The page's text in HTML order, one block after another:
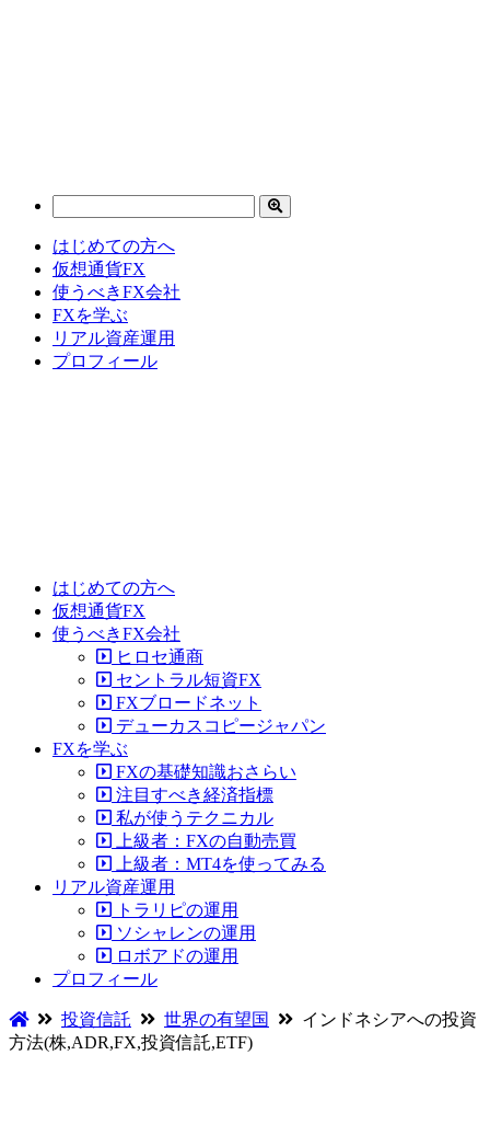
はじめての方へ
仮想通貨FX
使うべきFX会社
FXを学ぶ
リアル資産運用
プロフィール
はじめての方へ
仮想通貨FX
使うべきFX会社
ヒロセ通商
セントラル短資FX
FXブロードネット
デューカスコピージャパン
FXを学ぶ
FXの基礎知識おさらい
注目すべき経済指標
私が使うテクニカル
上級者：FXの自動売買
上級者：MT4を使ってみる
リアル資産運用
トラリピの運用
ソシャレンの運用
ロボアドの運用
プロフィール
投資信託 世界の有望国
インドネシアへの投資
方法(株,ADR,FX,投資信託,ETF)